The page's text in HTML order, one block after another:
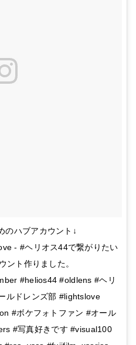
のハブアカウント↓
- #ヘリオス44で繋がりたい
ント作りました。
#helios44 #oldlens #ヘリ
ルドレンズ部 #lightslove
#ボケフォトファン #オール
#写真好きです #visual100